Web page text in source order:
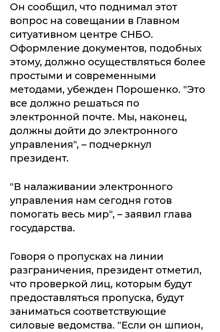
Он сообщил, что поднимал этот
вопрос на совещании в Главном
ситуативном центре СНБО.
Оформление документов, подобных
этому, должно осуществляться более
простыми и современными
методами, убежден Порошенко. "Это
все должно решаться по
электронной почте. Мы, наконец,
должны дойти до электронного
управления", – подчеркнул
президент.
"В налаживании электронного
управления нам сегодня готов
помогать весь мир", – заявил глава
государства.
Говоря о пропусках на линии
разграничения, президент отметил,
что проверкой лиц, которым будут
предоставляться пропуска, будут
заниматься соответствующие
силовые ведомства. "Если он шпион,